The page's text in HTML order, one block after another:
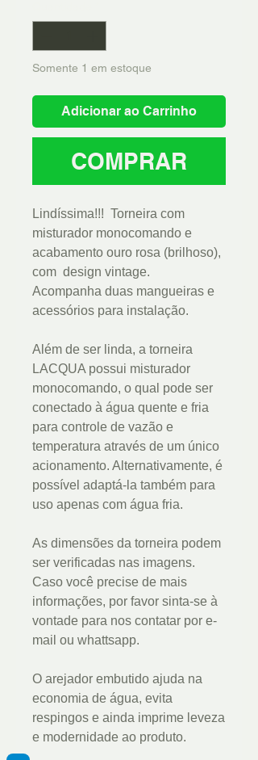
Somente 1 em estoque
Adicionar ao Carrinho
COMPRAR
Lindíssima!!! Torneira com
misturador monocomando e
acabamento ouro rosa (brilhoso),
com design vintage.
Acompanha duas mangueiras e
acessórios para instalação.
Além de ser linda, a torneira
LACQUA possui misturador
monocomando, o qual pode ser
conectado à água quente e fria
para controle de vazão e
temperatura através de um único
acionamento. Alternativamente, é
possível adaptá-la também para
uso apenas com água fria.
As dimensões da torneira podem
ser verificadas nas imagens.
Caso você precise de mais
informações, por favor sinta-se à
vontade para nos contatar por e-
mail ou whattsapp.
O arejador embutido ajuda na
economia de água, evita
respingos e ainda imprime leveza
e modernidade ao produto.